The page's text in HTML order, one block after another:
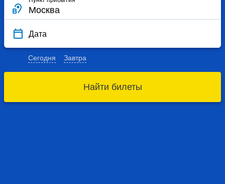
Дата
Сегодня Завтра
Найти билеты